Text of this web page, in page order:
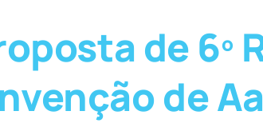
de 6º
de